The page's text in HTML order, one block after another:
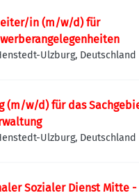
in (m/w/d) für
Ulzburg, Deutschland
(m/w/d) für das
Ulzburg, Deutschland
Sozialer Dienst Mitte -